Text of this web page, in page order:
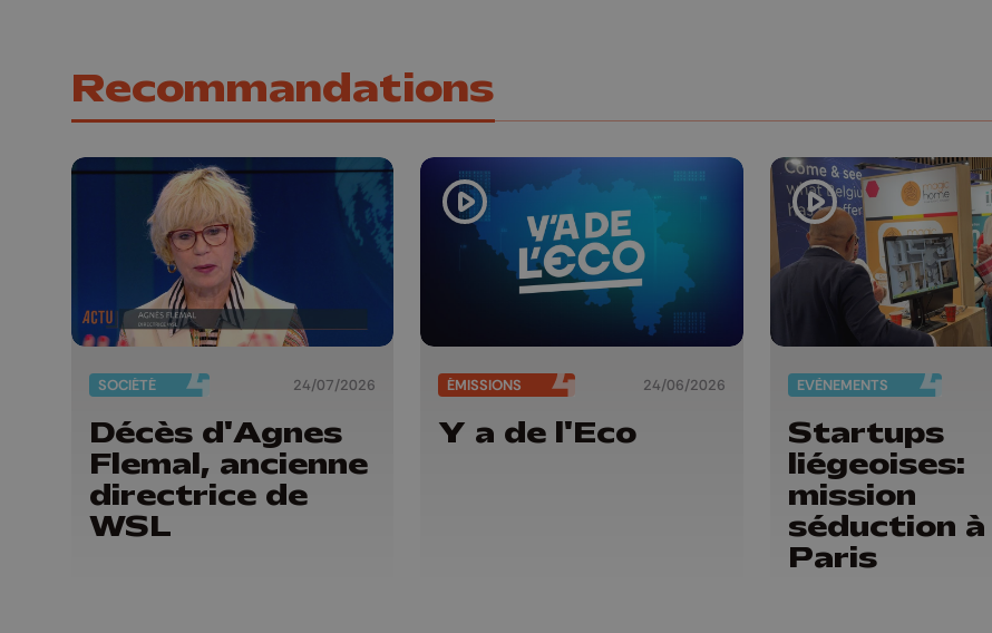
Recommandations
SOCIÉTÉ 24/07/2026
Décès d'Agnes
Flemal, ancienne
directrice de
WSL
ÉMISSIONS 24/06/2026
Y a de l'Eco
EVÈNEMENTS
Startups
liégeoises:
mission
séduction à
Paris